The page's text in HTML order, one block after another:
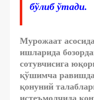
бўлиб ўтади.
Мурожаат
ишларида
сотувчисига
қўшимча
қонуний
истеъмолчида